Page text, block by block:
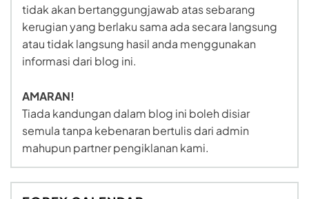
tidak akan bertanggungjawab atas sebarang
kerugian yang berlaku sama ada secara langsung
atau tidak langsung hasil anda menggunakan
informasi dari blog ini.
AMARAN!
Tiada kandungan dalam blog ini boleh disiar
semula tanpa kebenaran bertulis dari admin
mahupun partner pengiklanan kami.